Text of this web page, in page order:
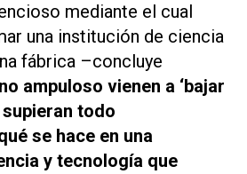
mediante el cual
una institución de ciencia
fábrica –concluye
ampuloso vienen a ‘bajar
supieran todo
se hace en una
y tecnología que